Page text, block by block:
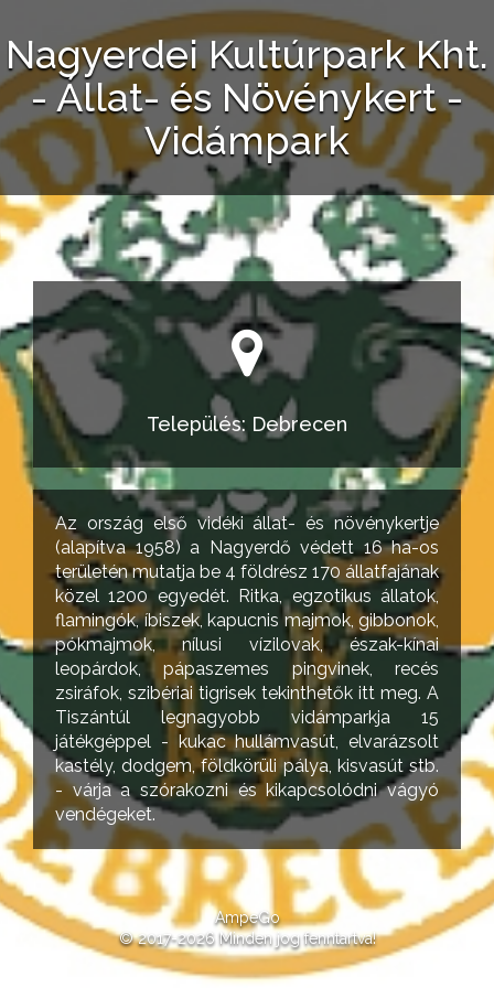
Nagyerdei Kultúrpark Kht.
- Állat- és Növénykert -
Vidámpark
Település: Debrecen
Az ország első vidéki állat- és növénykertje
(alapítva 1958) a Nagyerdő védett 16 ha-os
területén mutatja be 4 földrész 170 állatfajának
közel 1200 egyedét. Ritka, egzotikus állatok,
flamingók, íbiszek, kapucnis majmok, gibbonok,
pókmajmok, nílusi vízilovak, észak-kínai
leopárdok, pápaszemes pingvinek, recés
zsiráfok, szibériai tigrisek tekinthetők itt meg. A
Tiszántúl legnagyobb vidámparkja 15
játékgéppel - kukac hullámvasút, elvarázsolt
kastély, dodgem, földkörüli pálya, kisvasút stb.
- várja a szórakozni és kikapcsolódni vágyó
vendégeket.
AmpeGo
© 2017-2026 Minden jog fenntartva!